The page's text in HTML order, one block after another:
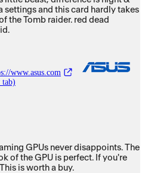
settings and this card hardly takes
the Tomb raider. red dead
www.asus.com
tab)
GPUs never disappoints. The
of the GPU is perfect. If you're
is worth a buy.